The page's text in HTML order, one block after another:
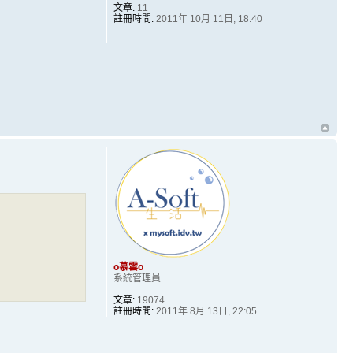
文章:11
註冊時間:2011年 10月 11日, 18:40
o慕雲o
系統管理員
文章:19074
註冊時間:2011年 8月 13日, 22:05